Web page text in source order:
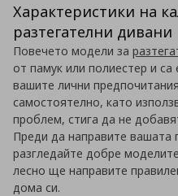
Характеристики на
разтегателни дивани
Повечето модели за
от памук или полиестер и са
вашите лични
самостоятелно, като
проблем, стига да не
Преди да направите вашата
разгледайте добре
лесно ще направите
дома си.